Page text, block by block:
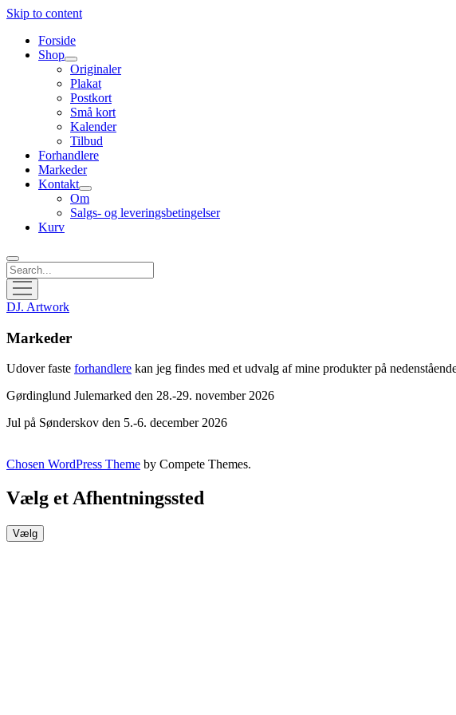
Skip to content
Forside
Shop
open
menu
Originaler
Plakat
Postkort
Små kort
Kalender
Tilbud
Forhandlere
Markeder
Kontakt
open
menu
Om
Salgs- og leveringsbetingelser
Kurv
Search
open
menu
DJ. Artwork
Markeder
Udover faste forhandlere kan jeg findes med et udvalg af mine produkter på
Gørdinglund Julemarked den 28.-29. november 2026
Jul på Sønderskov den 5.-6. december 2026
Chosen WordPress Theme by Compete Themes.
Vælg et Afhentningssted
Vælg